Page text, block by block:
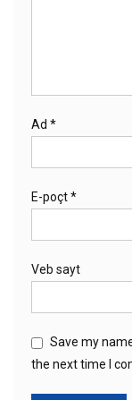
Ad *
E-poçt*
Veb sayt
Save my
the next time I